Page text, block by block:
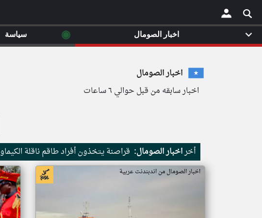
×
اخبار الصومال
اخبار سابقه من قبل حوالي ٦ ساعات
أخراخبار الصومال: قراصنة يتخذون أفراد طاقم ناقلة
اخبار الصومال من اندبندنت عربية
اخبار الصومال ◉ سياسة